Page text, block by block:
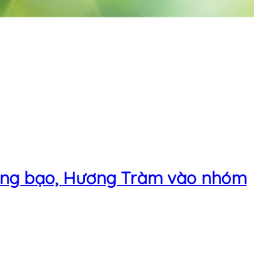
bạo, Hương Tràm vào nhóm